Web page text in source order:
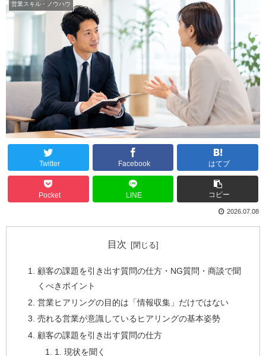
営業スキル・ノウハウ
Twitter Facebook はてブ
Pocket LINE コピー
2026.07.08
目次
顧客の課題を引き出す質問の仕方・NG質問・商談で聞
くべきポイント
営業ヒアリングの目的は「情報収集」だけではない
売れる営業が意識しているヒアリングの基本姿勢
顧客の課題を引き出す質問の仕方
1. 現状を聞く